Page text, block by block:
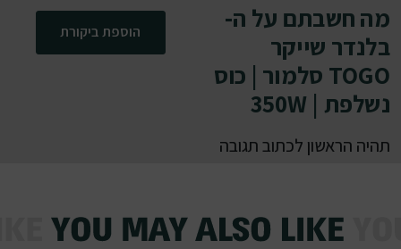
מה חשבתם על ה-
בלנדר שייקר
TOGO סלמור | כוס
נשלפת | 350W
תהיה הראשון לכתוב תגובה
הוספת ביקורת